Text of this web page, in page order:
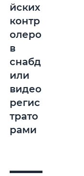
йских
контр
олеро
в
снабд
или
видео
регис
трато
рами